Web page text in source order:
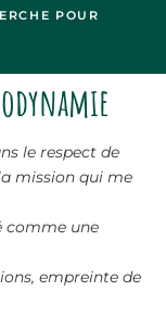
POUR
le respect de
mission qui me
comme une
empreinte de